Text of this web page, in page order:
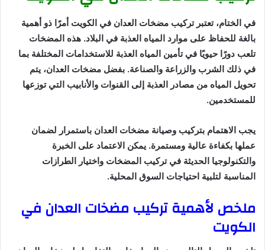
في الختام، تعتبر تركيب مضخات العدان في الكويت أمرًا ذو أهمية
بالغة للحفاظ على موارد المياه العذبة في البلاد. هذه المضخات
تلعب دورًا حيويًا في تأمين المياه العذبة للاستخدامات المختلفة بما
في ذلك الشرب والزراعة والصناعة. بفضل مضخات العدان، يتم
تحويل المياه من مصادر العذبة إلى القنوات والأنابيب التي توزعها
للمستخدمين.
يجب الاهتمام بتركيب وصيانة مضخات العدان باستمرار لضمان
عملها بكفاءة عالية ومستمرة. يمكن الاعتماد على الخبرة
والتكنولوجيا الحديثة في تركيب المضخات واختيار الطرازات
المناسبة لتلبية احتياجات السوق المحلية.
ملخص لأهمية تركيب مضخات العدان في
الكويت